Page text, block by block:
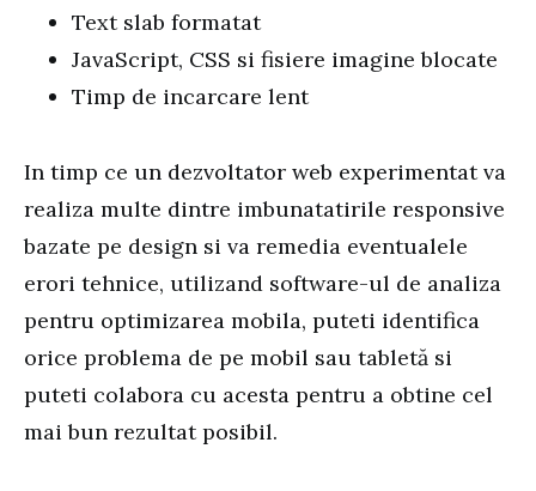
Text slab formatat
JavaScript, CSS si fisiere imagine blocate
Timp de incarcare lent
In timp ce un dezvoltator web experimentat va
realiza multe dintre imbunatatirile responsive
bazate pe design si va remedia eventualele
erori tehnice, utilizand software-ul de analiza
pentru optimizarea mobila, puteti identifica
orice problema de pe mobil sau tabletă si
puteti colabora cu acesta pentru a obtine cel
mai bun rezultat posibil.